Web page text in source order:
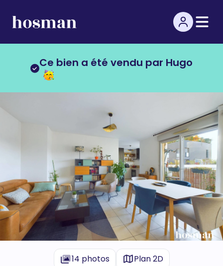
Ce bien a été vendu par Hugo
14 photos Plan 2D